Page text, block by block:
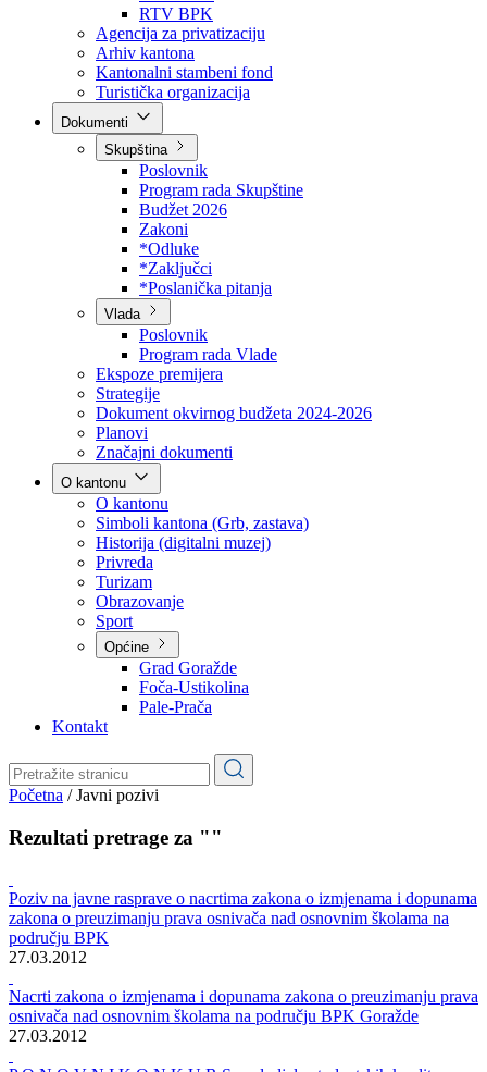
Direkcija za šumarstvo
Javna preduzeća
BPK šume
RTV BPK
Agencija za privatizaciju
Arhiv kantona
Kantonalni stambeni fond
Turistička organizacija
Skupština
Poslovnik
Program rada Skupštine
Budžet 2026
Zakoni
*Odluke
*Zaključci
*Poslanička pitanja
Vlada
Poslovnik
Program rada Vlade
Ekspoze premijera
Strategije
Dokument okvirnog budžeta 2024-2026
Planovi
Značajni dokumenti
O kantonu
O kantonu
Simboli kantona (Grb, zastava)
Historija (digitalni muzej)
Privreda
Turizam
Obrazovanje
Općine
Pale-Prača
Kontakt
Javni pozivi
Rezultati pretrage za ""